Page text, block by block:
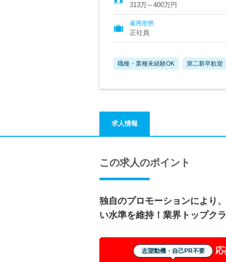
313万～400万円
雇用形態
正社員
職種・業種未経験OK 第二新卒歓迎
求人情報
この求人のポイント
独自のプロモーションにより
い水準を維持！業界トップク
志望動機・自己PR不要